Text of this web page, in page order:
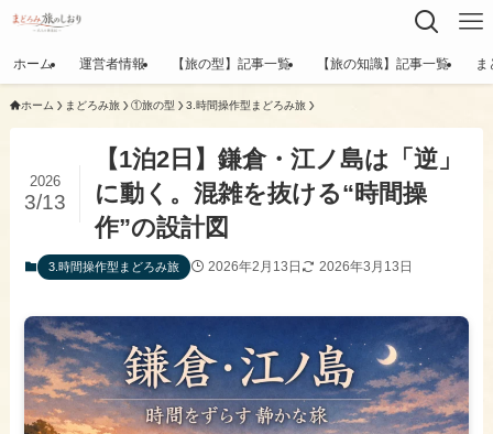
ホーム 運営者情報 【旅の型】記事一覧 【旅の知識】記事一覧 ま
ホーム まどろみ旅 ①旅の型 3.時間操作型まどろみ旅
【1泊2日】鎌倉・江ノ島は「逆」
に動く。混雑を抜ける“時間操
作”の設計図
2026
3/13
3.時間操作型まどろみ旅 2026年2月13日 2026年3月13日